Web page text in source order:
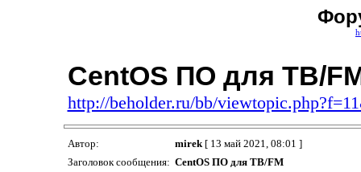
CentOS ПО для ТВ/
http://beholder.ru/bb/
Автор: mirek[ 13 май 2021, 08:01 ]
Заголовок сообщения: CentOS ПО для ТВ/FM